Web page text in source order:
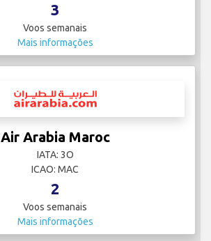
3
Voos semanais
Mais informações
Air Arabia Maroc
IATA: 3O
ICAO: MAC
2
Voos semanais
Mais informações